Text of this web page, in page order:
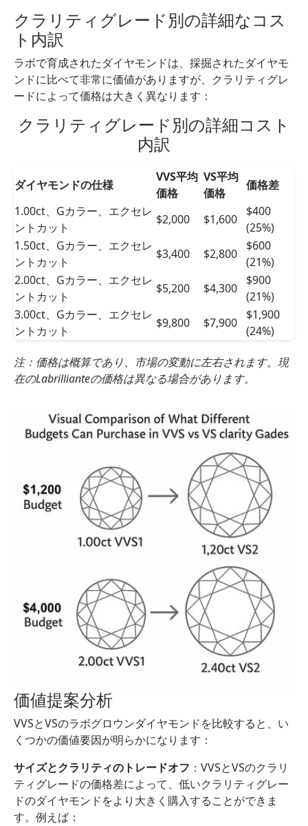
クラリティグレード別の詳細なコス
ト内訳
ラボで育成されたダイヤモンドは、採掘されたダイヤモ
ンドに比べて非常に価値がありますが、クラリティグレ
ードによって価格は大きく異なります：
クラリティグレード別の詳細コスト
内訳
クラリティグレード別の詳細コスト内訳
ダイヤモンドの仕様
VVS平均
価格
VS平均
価格
価格差
1.00ct、Gカラー、エクセレ
ントカット
$2,000 $1,600
$400
(25%)
1.50ct、Gカラー、エクセレ
ントカット
$3,400 $2,800
$600
(21%)
2.00ct、Gカラー、エクセレ
ントカット
$5,200 $4,300
$900
(21%)
3.00ct、Gカラー、エクセレ
ントカット
$9,800 $7,900
$1,900
(24%)
注：価格は概算であり、市場の変動に左右されます。現
在のLabrillianteの価格は異なる場合があります。
価値提案分析
VVSとVSのラボグロウンダイヤモンドを比較すると、い
くつかの価値要因が明らかになります：
サイズとクラリティのトレードオフ ：VVSとVSのクラリ
ティグレードの価格差によって、低いクラリティグレー
ドのダイヤモンドをより大きく購入することができま
す。例えば：